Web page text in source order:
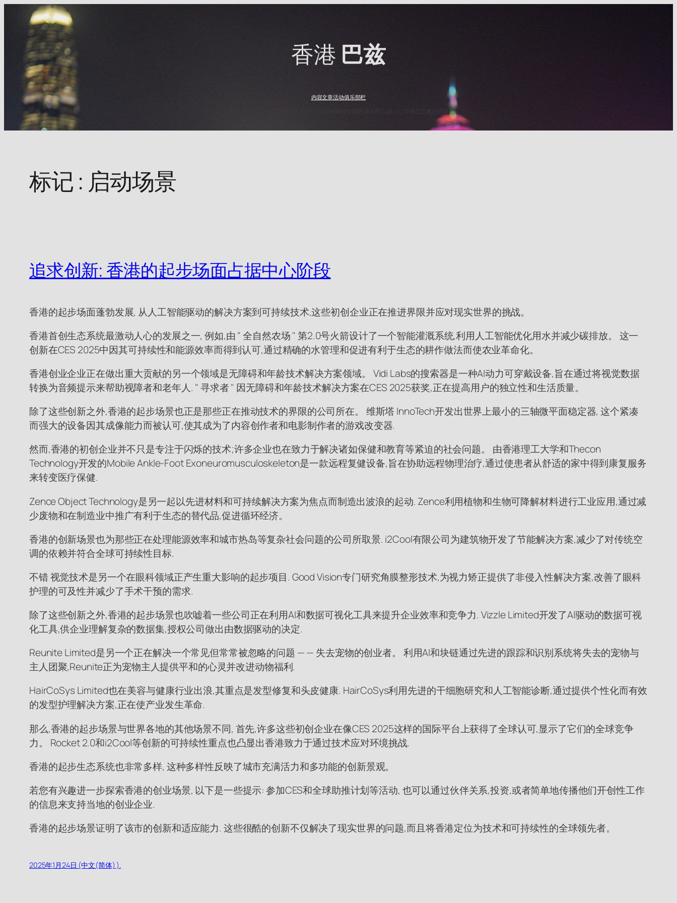
香港 巴兹
内容文章活动俱乐部栏
标记 : 启动场景
追求创新: 香港的起步场面占据中心阶段
香港的起步场面蓬勃发展, 从人工智能驱动的解决方案到可持续技术,这些初创企业正在推进界限并应对现实世界的挑战。
香港首创生态系统最激动人心的发展之一, 例如,由 " 全自然农场 " 第2.0号火箭设计了一个智能灌溉系统,利用人工智能优化用水并减少碳排放。 这一
创新在CES 2025中因其可持续性和能源效率而得到认可,通过精确的水管理和促进有利于生态的耕作做法而使农业革命化。
香港创业企业正在做出重大贡献的另一个领域是无障碍和年龄技术解决方案领域。 Vidi Labs的搜索器是一种AI动力可穿戴设备,旨在通过将视觉数据
转换为音频提示来帮助视障者和老年人. " 寻求者 " 因无障碍和年龄技术解决方案在CES 2025获奖,正在提高用户的独立性和生活质量。
除了这些创新之外,香港的起步场景也正是那些正在推动技术的界限的公司所在。 维斯塔 InnoTech开发出世界上最小的三轴微平面稳定器, 这个紧凑
而强大的设备因其成像能力而被认可,使其成为了内容创作者和电影制作者的游戏改变器.
然而,香港的初创企业并不只是专注于闪烁的技术;许多企业也在致力于解决诸如保健和教育等紧迫的社会问题。 由香港理工大学和Thecon
Technology开发的Mobile Ankle-Foot Exoneuromusculoskeleton是一款远程复健设备,旨在协助远程物理治疗,通过使患者从舒适的家中得到康复服务
来转变医疗保健.
Zence Object Technology是另一起以先进材料和可持续解决方案为焦点而制造出波浪的起动. Zence利用植物和生物可降解材料进行工业应用,通过减
少废物和在制造业中推广有利于生态的替代品,促进循环经济。
香港的创新场景也为那些正在处理能源效率和城市热岛等复杂社会问题的公司所取景. i2Cool有限公司为建筑物开发了节能解决方案,减少了对传统空
调的依赖并符合全球可持续性目标.
不错 视觉技术是另一个在眼科领域正产生重大影响的起步项目. Good Vision专门研究角膜整形技术,为视力矫正提供了非侵入性解决方案,改善了眼科
护理的可及性并减少了手术干预的需求.
除了这些创新之外,香港的起步场景也吹嘘着一些公司正在利用AI和数据可视化工具来提升企业效率和竞争力. Vizzle Limited开发了AI驱动的数据可视
化工具,供企业理解复杂的数据集,授权公司做出由数据驱动的决定.
Reunite Limited是另一个正在解决一个常见但常常被忽略的问题 — — 失去宠物的创业者。 利用AI和块链通过先进的跟踪和识别系统将失去的宠物与
主人团聚,Reunite正为宠物主人提供平和的心灵并改进动物福利.
HairCoSys Limited也在美容与健康行业出浪,其重点是发型修复和头皮健康. HairCoSys利用先进的干细胞研究和人工智能诊断,通过提供个性化而有效
的发型护理解决方案,正在使产业发生革命.
那么,香港的起步场景与世界各地的其他场景不同, 首先,许多这些初创企业在像CES 2025这样的国际平台上获得了全球认可,显示了它们的全球竞争
力。 Rocket 2.0和i2Cool等创新的可持续性重点也凸显出香港致力于通过技术应对环境挑战.
香港的起步生态系统也非常多样, 这种多样性反映了城市充满活力和多功能的创新景观。
若您有兴趣进一步探索香港的创业场景, 以下是一些提示: 参加CES和全球助推计划等活动, 也可以通过伙伴关系,投资,或者简单地传播他们开创性工作
的信息来支持当地的创业企业.
香港的起步场景证明了该市的创新和适应能力. 这些很酷的创新不仅解决了现实世界的问题,而且将香港定位为技术和可持续性的全球领先者。
2025年1月24日 (中文(简体) ).